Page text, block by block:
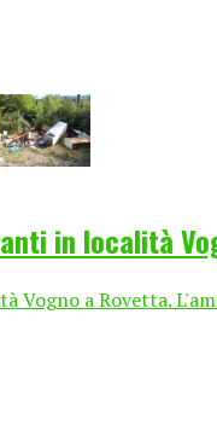
in località
Vogno a Rovetta.